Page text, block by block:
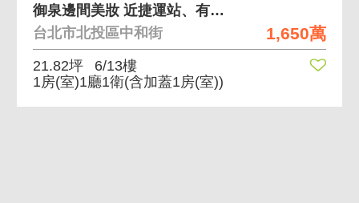
1,650萬
御泉邊間美妝 近捷運站、有管理
台北市北投區中和街
21.82坪
6/13樓
1房(室)1廳1衛(含加蓋1房(室))